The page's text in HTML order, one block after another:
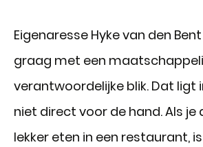
Eigenaresse Hyke van den
graag met een
verantwoordelijke blik. Dat ligt
niet direct voor de hand. Als je
lekker eten in een restaurant,